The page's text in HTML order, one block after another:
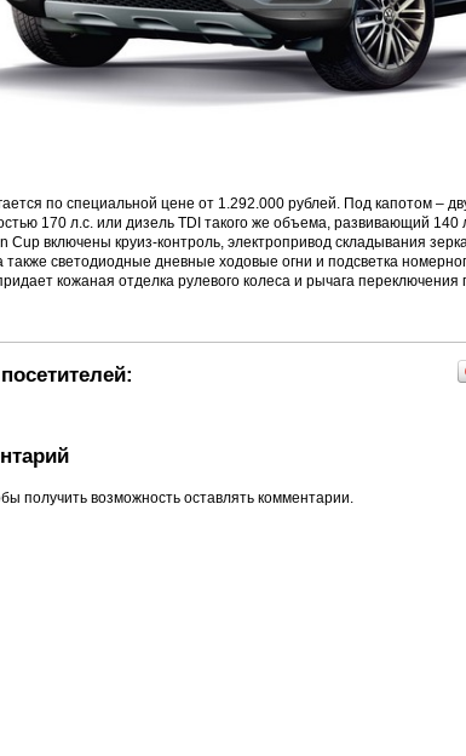
по специальной цене от 1.292.000 рублей. Под капотом –
170 л.с. или дизель TDI такого же объема, развивающий 140
Cup включены круиз-контроль, электропривод складывания
светодиодные дневные ходовые огни и подсветка
кожаная отделка рулевого колеса и рычага переключения
получить возможность оставлять комментарии.